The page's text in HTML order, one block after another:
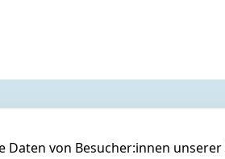
von Besucher:innen unserer